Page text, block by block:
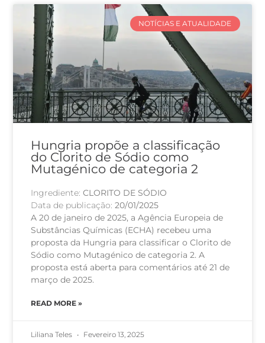
NOTÍCIAS E ATUALIDADE
Hungria propõe a classificação
do Clorito de Sódio como
Mutagénico de categoria 2
Ingrediente:CLORITO DE SÓDIO
Data de publicação:20/01/2025
A 20 de janeiro de 2025, a Agência Europeia de
Substâncias Químicas (ECHA) recebeu uma
proposta da Hungria para classificar o Clorito de
Sódio como Mutagénico de categoria 2. A
proposta está aberta para comentários até 21 de
março de 2025.
READ MORE »
Liliana Teles Fevereiro 13, 2025